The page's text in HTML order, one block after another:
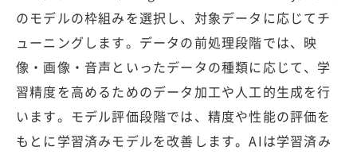
のモデルの枠組みを選択し、対象データに応じてチ
ューニングします。データの前処理段階では、映
像・画像・音声といったデータの種類に応じて、学
習精度を高めるためのデータ加工や人工的生成を行
います。モデル評価段階では、精度や性能の評価を
もとに学習済みモデルを改善します。AIは学習済み